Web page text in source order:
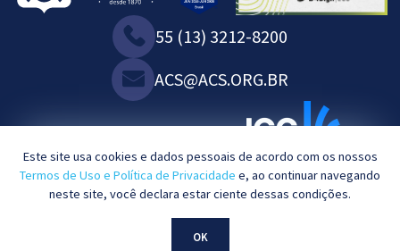
Este site usa cookies e dados pessoais de acordo com os nossos
Termos de Uso e Política de Privacidade e, ao continuar navegando
neste site, você declara estar ciente dessas condições.
OK
55 (13) 3212-8200
ACS@ACS.ORG.BR
2023©. All rights reserved.